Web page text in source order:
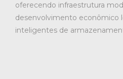
oferecendo infraestrutura
desenvolvimento econômico
inteligentes de